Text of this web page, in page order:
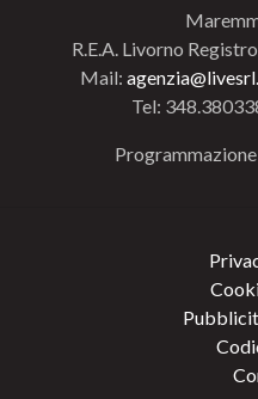
R.E.A. Livorno
Mail:
Tel: